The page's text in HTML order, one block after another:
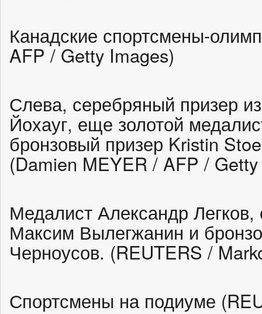
Канадские спортсмены-
AFP / Getty Images)
Слева, серебряный призер
Йохауг, еще золотой
бронзовый призер Kristin
(Damien MEYER / AFP /
Медалист Александр
Максим Вылегжанин и
Черноусов. (REUTERS /
Спортсмены на подиуме